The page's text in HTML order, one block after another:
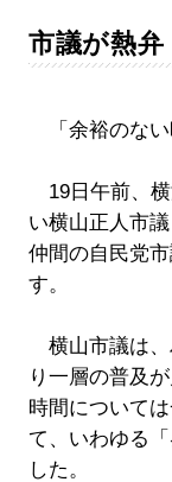
市議が熱弁
「余裕のない
19日午前、横
い横山正人市
仲間の自民党
す。
横山市議は、
り一層の普及
時間について
て、いわゆる
した。